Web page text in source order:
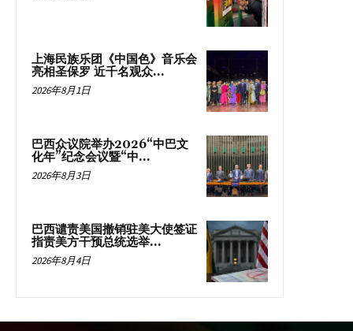
上海民族乐团《中国色》音乐会
亮相圣保罗 近千名观众...
2026年8月1日
巴西众议院举办2026“中巴文
化年”纪念会议暨“中...
2026年8月3日
巴西谴责美国撤销驻美大使签证
指责美方干预总统选举...
2026年8月4日